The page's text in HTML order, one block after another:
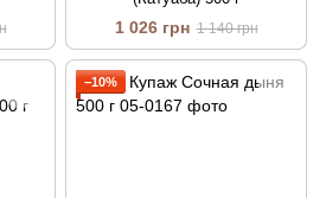
1 026 грн 1 140 грн
−10%